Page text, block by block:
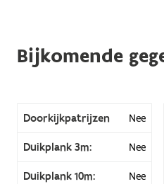
Bijkomende
Doorkijkpatrijzen Nee
Duikplank 3m: Nee
Duikplank 10m: Nee